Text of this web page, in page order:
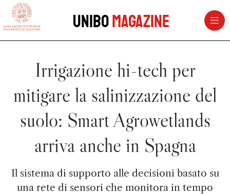
vai al contenuto della pagina
UniboMagazine
Irrigazione hi-tech per
mitigare la salinizzazione del
suolo: Smart Agrowetlands
arriva anche in Spagna
Il sistema di supporto alle decisioni basato su
una rete di sensori che monitora in tempo